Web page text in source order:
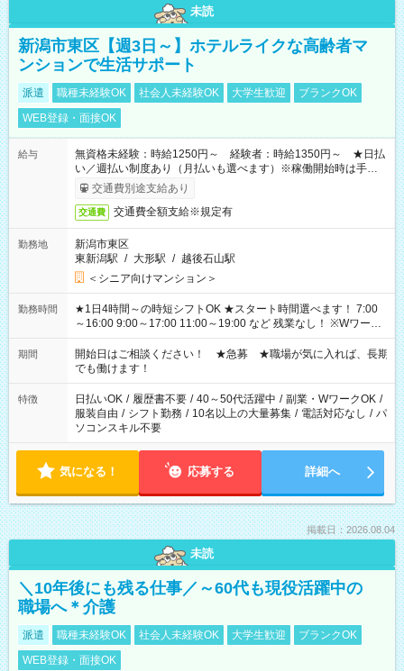
未読
新潟市東区【週3日～】ホテルライクな高齢者マ
ンションで生活サポート
派遣 職種未経験OK 社会人未経験OK 大学生歓迎
ブランクOK
WEB登録・面接OK
給与
無資格未経験：時給1250円～ 経験者：時給1350円～ ★日払
い／週払い制度あり（月払いも選べます）※稼働開始時は手続き
完了次第のお支払いとなります。
交通費別途支給あり
交通費 交通費全額支給※規定有
勤務地
新潟市東区
東新潟駅 / 大形駅 / 越後石山駅
＜シニア向けマンション＞
勤務時間
★1日4時間～の時短シフトOK ★スタート時間選べます！ 7:00
～16:00 9:00～17:00 11:00～19:00 など 残業なし！ ※Wワーク
の場合、他のお仕事と合わせ週40時間超の就業はご案内できま
せん ※法令に基づき、週20時間以上勤務は社会保険への加入対
象となります ※労働者派遣法（日雇い派遣の原則禁止）によ
り、短時間・短期間の就業はご案内が難しい場合があります
期間
開始日はご相談ください！ ★急募 ★職場が気に入れば、長期
でも働けます！
特徴 日払いOK / 履歴書不要 / 40～50代活躍中 / 副業・WワークOK /
服装自由 / シフト勤務 / 10名以上の大量募集 / 電話対応なし / パ
ソコンスキル不要
気になる！ 応募する 詳細へ
掲載日：2026.08.04
未読
＼10年後にも残る仕事／～60代も現役活躍中の
職場へ＊介護
派遣 職種未経験OK 社会人未経験OK 大学生歓迎
ブランクOK
WEB登録・面接OK